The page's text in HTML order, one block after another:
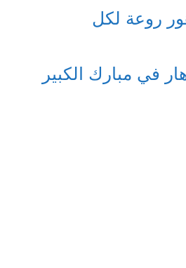
روعة لكل
في مبارك الكبير